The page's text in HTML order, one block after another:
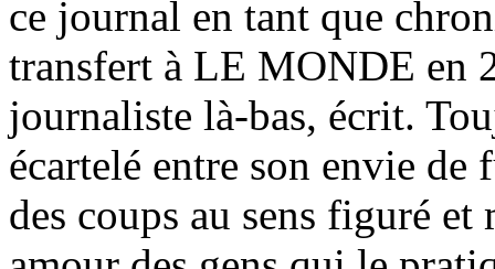
ce journal en tant que
transfert à LE MONDE en
journaliste là-bas, écrit.
écartelé entre son envie
des coups au sens figuré et